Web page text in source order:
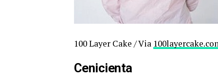
100 Layer Cake / Via
Cenicienta